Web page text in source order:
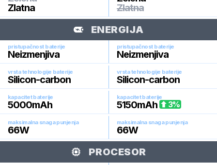
Zlatna
Zlatna
ENERGIJA
pristupačnost baterije
Neizmenjiva
pristupačnost baterije
Neizmenjiva
vrsta tehnologije baterije
Silicon-carbon
vrsta tehnologije baterije
Silicon-carbon
kapacitet baterije
5000mAh
kapacitet baterije
5150mAh 3%
maksimalna snaga punjenja
66W
maksimalna snaga punjenja
66W
PROCESOR